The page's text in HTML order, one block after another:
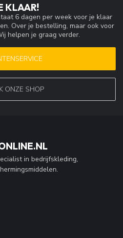
KLAAR!
6 dagen per week voor je klaar
Over je bestelling, maar ook voor
helpen je graag verder.
ONZE SHOP
in bedrijfskleding,